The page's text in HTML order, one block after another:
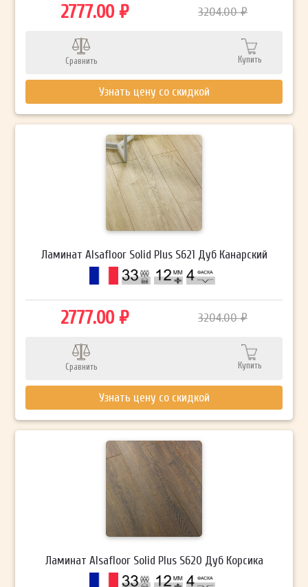
2777.00 ₽ 3204.00 ₽
Сравнить Купить
Узнать цену со скидкой
Ламинат Alsafloor Solid Plus S621 Дуб Канарский
2777.00 ₽ 3204.00 ₽
Сравнить Купить
Узнать цену со скидкой
Ламинат Alsafloor Solid Plus S620 Дуб Корсика